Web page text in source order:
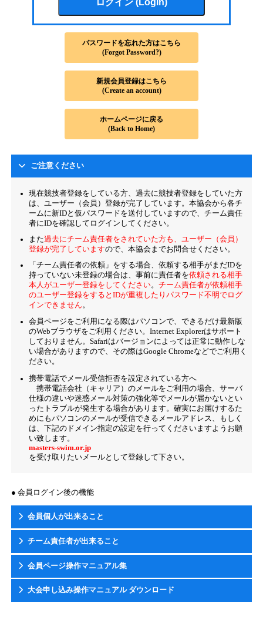
パスワードを忘れた方はこちら
(Forgot Password?)
新規会員登録はこちら
(Create an account)
ホームページに戻る
(Back to Home)
ご注意ください
現在競技者登録をしている方、過去に競技者登録をしていた方
は、ユーザー（会員）登録が完了しています。本協会から各チ
ームに新IDと仮パスワードを送付していますので、チーム責任
者にIDを確認してログインしてください。
また過去にチーム責任者をされていた方も、ユーザー（会員）
登録が完了していますので、本協会までお問合せください。
「チーム責任者の依頼」をする場合、依頼する相手がまだIDを
持っていない未登録の場合は、事前に責任者を依頼される相手
本人がユーザー登録をしてください。チーム責任者が依頼相手
のユーザー登録をするとIDが重複したりパスワード不明でログ
インできません。
会員ページをご利用になる際はパソコンで、できるだけ最新版
のWebブラウザをご利用ください。Internet Explorerはサポート
しておりません。Safariはバージョンによっては正常に動作しな
い場合がありますので、その際はGoogle Chromeなどでご利用く
ださい。
携帯電話でメール受信拒否を設定されている方へ
携帯電話会社（キャリア）のメールをご利用の場合、サーバ
仕様の違いや迷惑メール対策の強化等でメールが届かないとい
ったトラブルが発生する場合があります。確実にお届けするた
めにもパソコンのメールが受信できるメールアドレス、もしく
は、下記のドメイン指定の設定を行ってくださいますようお願
い致します。
masters-swim.or.jp
を受け取りたいメールとして登録して下さい。
● 会員ログイン後の機能
会員個人が出来ること
「個人競技者登録」
チーム責任者が出来ること
会員ページ操作マニュアル集
大会申し込み操作マニュアル ダウンロード